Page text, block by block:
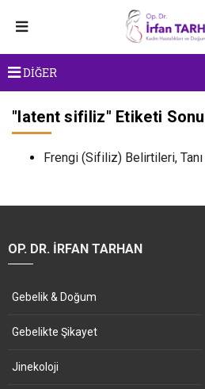
DİĞER
"latent sifiliz" Etiketi
Frengi (Sifiliz) Belirtileri,
OP. DR. İRFAN TARHAN
Gebelik & Doğum
Gebelikte Şikayet
Jinekoloji